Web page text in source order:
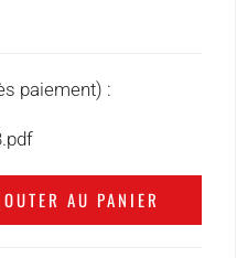
paiement) :
AU PANIER